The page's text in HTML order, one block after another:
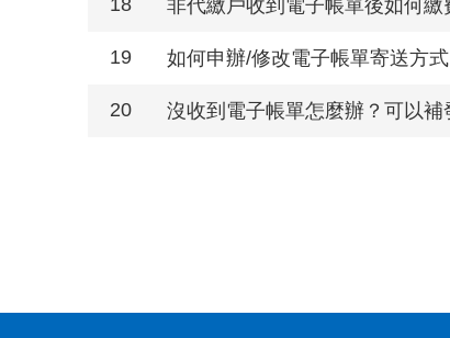
18 非代繳戶收到電子帳單後如何繳
19 如何申辦/修改電子帳單寄送方
20 沒收到電子帳單怎麼辦？可以補